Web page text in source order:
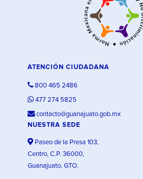
ATENCIÓN CIUDADANA
800 465 2486
477 274 5825
contacto@guanajuato.gob.mx
NUESTRA SEDE
Paseo de la Presa 103,
Centro, C.P. 36000,
Guanajuato, GTO.